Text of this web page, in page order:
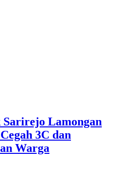
Lamongan
3C dan
Warga